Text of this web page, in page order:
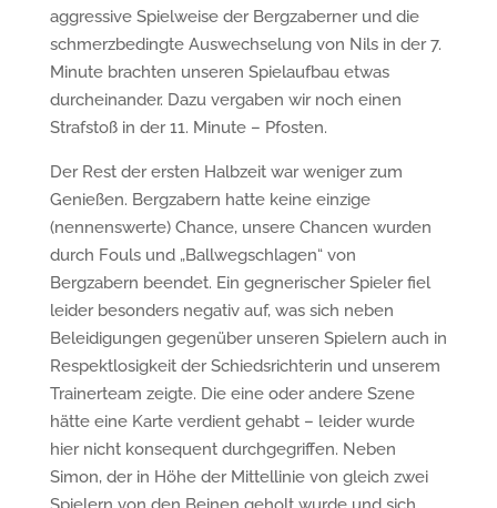
aggressive Spielweise der Bergzaberner und die
schmerzbedingte Auswechselung von Nils in der 7.
Minute brachten unseren Spielaufbau etwas
durcheinander. Dazu vergaben wir noch einen
Strafstoß in der 11. Minute – Pfosten.
Der Rest der ersten Halbzeit war weniger zum
Genießen. Bergzabern hatte keine einzige
(nennenswerte) Chance, unsere Chancen wurden
durch Fouls und „Ballwegschlagen“ von
Bergzabern beendet. Ein gegnerischer Spieler fiel
leider besonders negativ auf, was sich neben
Beleidigungen gegenüber unseren Spielern auch in
Respektlosigkeit der Schiedsrichterin und unserem
Trainerteam zeigte. Die eine oder andere Szene
hätte eine Karte verdient gehabt – leider wurde
hier nicht konsequent durchgegriffen. Neben
Simon, der in Höhe der Mittellinie von gleich zwei